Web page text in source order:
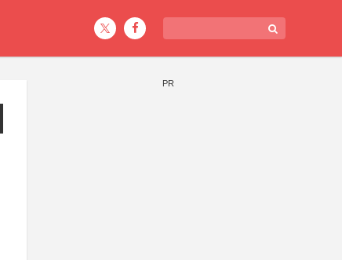
PR